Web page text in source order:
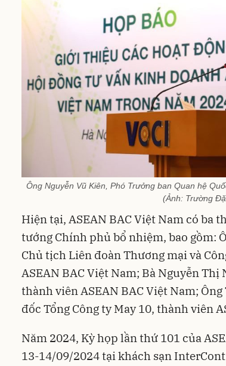
Ông Nguyễn Vũ Kiên, Phó Trưởng ban Quan hệ
(Ảnh: Trường
Hiện tại, ASEAN BAC Việt Nam có ba
tướng Chính phủ bổ nhiệm, bao gồm:
Chủ tịch Liên đoàn Thương mại và
ASEAN BAC Việt Nam; Bà Nguyễn Thị
thành viên ASEAN BAC Việt Nam;
đốc Tổng Công ty May 10, thành viên
Năm 2024, Kỳ họp lần thứ 101 của
13-14/09/2024 tại khách sạn